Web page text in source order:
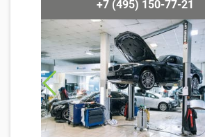
+7 (495) 150-77-21